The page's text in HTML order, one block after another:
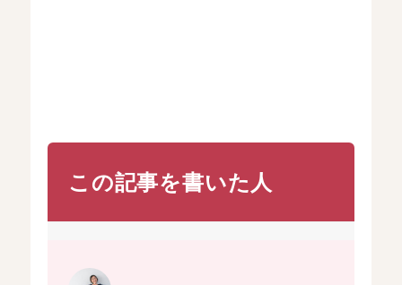
この記事を書いた人